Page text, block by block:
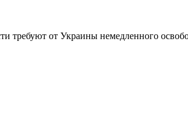
требуют от Украины немедленного